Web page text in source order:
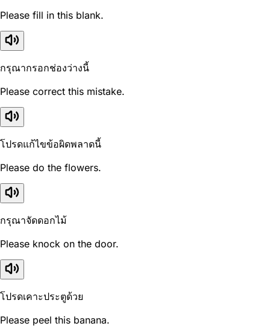
Please fill in this blank.
กรุณากรอกช่องว่างนี้
Please correct this mistake.
โปรดแก้ไขข้อผิดพลาดนี้
Please do the flowers.
กรุณาจัดดอกไม้
Please knock on the door.
โปรดเคาะประตูด้วย
Please peel this banana.